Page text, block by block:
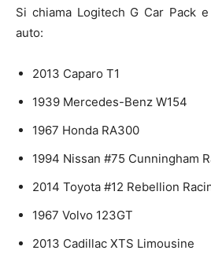
Si chiama Logitech G Car Pack
auto:
2013 Caparo T1
1939 Mercedes-Benz W154
1967 Honda RA300
1994 Nissan #75 Cunningham
2014 Toyota #12 Rebellion
1967 Volvo 123GT
2013 Cadillac XTS Limousine